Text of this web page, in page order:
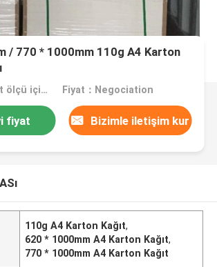
/ 770 * 1000mm 110g A4 Karton
MOQ：standart ölçü için üç ton, özel ölçü için beş ton Fiyat：Negociation
fiyat Bizimle iletişim kur
110g A4 Karton Kağıt,
620 * 1000mm A4 Karton Kağıt,
770 * 1000mm A4 Karton Kağıt